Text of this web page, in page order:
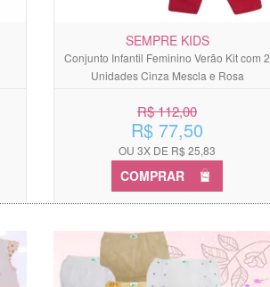
SEMPRE KIDS
Conjunto Infantil Feminino Verão Kit com 2
Unidades Cinza Mescla e Rosa
R$ 112,00
R$ 77,50
OU 3X DE R$ 25,83
COMPRAR